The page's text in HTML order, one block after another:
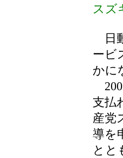
スズ
日
ービ
かに
支払
産党
導を
とと